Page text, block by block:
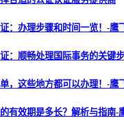
：办理步骤和时间一览！-鹰
：顺畅处理国际事务的关键
，这些地方都可以办理！-鹰
有效期是多长？解析与指南-